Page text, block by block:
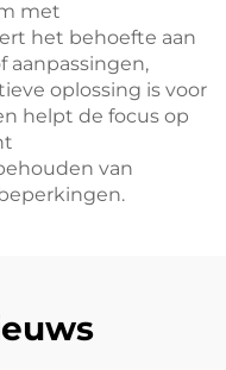
met
het behoefte aan
aanpassingen,
oplossing is voor
helpt de focus op
van